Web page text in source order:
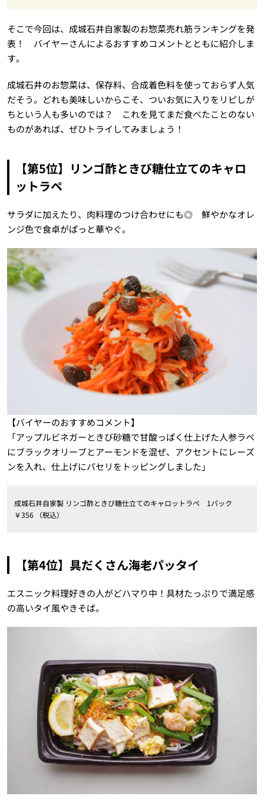
そこで今回は、成城石井自家製のお惣菜売れ筋ランキングを発
表！ バイヤーさんによるおすすめコメントとともに紹介しま
す。
成城石井のお惣菜は、保存料、合成着色料を使っておらず人気
だそう。どれも美味しいからこそ、ついお気に入りをリピしが
ちという人も多いのでは？ これを見てまだ食べたことのない
ものがあれば、ぜひトライしてみましょう！
【第5位】リンゴ酢ときび糖仕立てのキャロ
ットラペ
サラダに加えたり、肉料理のつけ合わせにも◎ 鮮やかなオレ
ンジ色で食卓がぱっと華やぐ。
【バイヤーのおすすめコメント】
「アップルビネガーときび砂糖で甘酸っぱく仕上げた人参ラペ
にブラックオリーブとアーモンドを混ぜ、アクセントにレーズ
ンを入れ、仕上げにパセリをトッピングしました」
成城石井自家製 リンゴ酢ときび糖仕立てのキャロットラペ 1パック
￥356 （税込）
【第4位】具だくさん海老パッタイ
エスニック料理好きの人がどハマり中！具材たっぷりで満足感
の高いタイ風やきそば。